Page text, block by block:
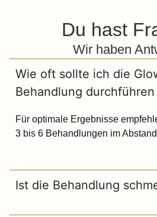
Du hast
Wir haben
Wie oft sollte ich die
Behandlung durchführen
Für optimale Ergebnisse
3 bis 6 Behandlungen im
Ist die Behandlung